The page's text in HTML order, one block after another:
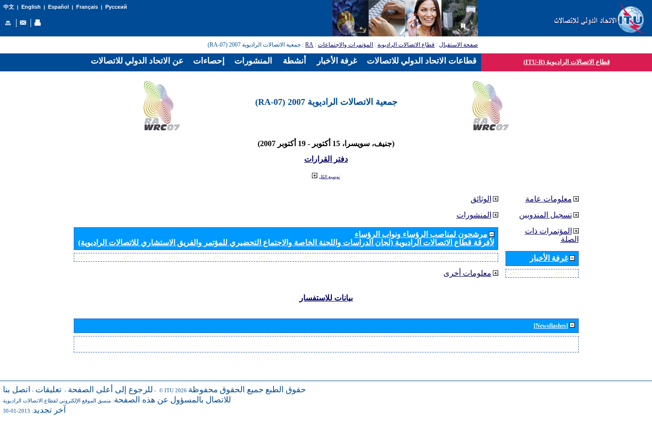
中文| English | Español | Français| Русский
صفحة الاستقبال: قطاع الاتصالات الراديوية: المؤتمرات والاجتماعات:
RA: جمعية الاتصالات الراديوية 2007 (RA-07)
قطاع الاتصالات الراديوية (ITU-R)
جمعية الاتصالات الراديوية 2007 (RA-07)
(جنيف، سويسرا، 15 أكتوبر - 19 أكتوبر 2007)
دفتر القرارات
توسيع الكل
الوثائق
المنشورات
مرشحون لمناصب الرؤساء ونواب الرؤساء
لأفرقة قطاع الاتصالات الراديوية (لجان الدراسات واللجنة الخاصة والاجتماع التحضيري للمؤتمر والفريق الاستشاري للاتصالات الراديوية)
معلومات أخرى
معلومات عامة
تسجيل المندوبين
المؤتمرات ذات
الصلة
غرفة الأخبار
بيانات للاستفسار
[Newsflashes]
للرجوع إلى أعلى الصفحة - تعليقات - اتصل بنا - © ITU 2026 حقوق الطبع جميع الحقوق محفوظة
للاتصال بالمسؤول عن هذه الصفحة: منسق الموقع الإلكتروني لقطاع الاتصالات الراديوية
آخر تجديد: 2013-01-30
عن الاتحاد الدولي للاتصالات إحصاءات المنشورات أنشطة غرفة الأخبار قطاعات الاتحاد الدولي للاتصالات